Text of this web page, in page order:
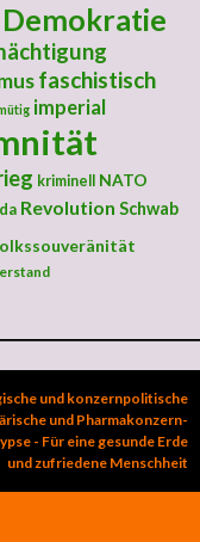
Demokratie
faschistisch
imperial
kriminell
NATO
Revolution Schwab
und konzernpolitische
und Pharmakonzern-
- Für eine gesunde Erde
und zufriedene Menschheit